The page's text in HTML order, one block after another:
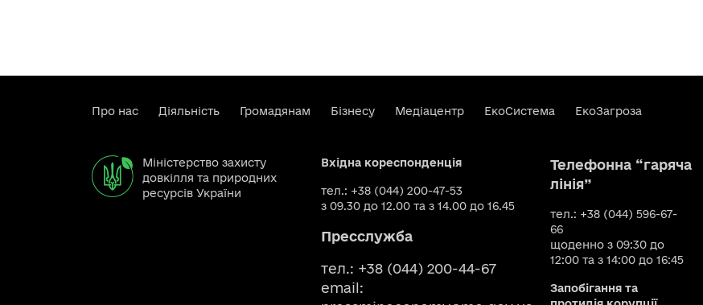
Про нас Діяльність Громадянам Бізнесу Медіацентр ЕкоСистема ЕкоЗагроза
Міністерство захисту
довкілля та природних
ресурсів України
Вхідна кореспонденція
тел.: +38 (044) 200-47-53
з 09.30 до 12.00 та з 14.00 до 16.45
Пресслужба
тел.: +38 (044) 200-44-67
email:
Телефонна “гаряча
лінія”
тел.: +38 (044) 596-67-
66
щоденно з 09:30 до
12:00 та з 14:00 до 16:45
Запобігання та